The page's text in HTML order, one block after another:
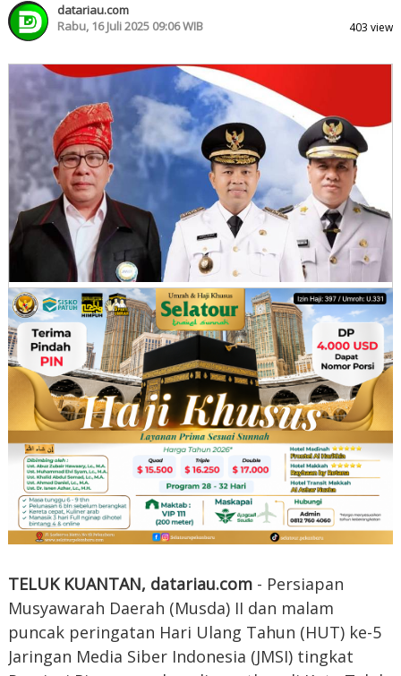
datariau.com
Rabu, 16 Juli 2025 09:06 WIB
403 view
TELUK KUANTAN, datariau.com - Persiapan
Musyawarah Daerah (Musda) II dan malam
puncak peringatan Hari Ulang Tahun (HUT) ke-5
Jaringan Media Siber Indonesia (JMSI) tingkat